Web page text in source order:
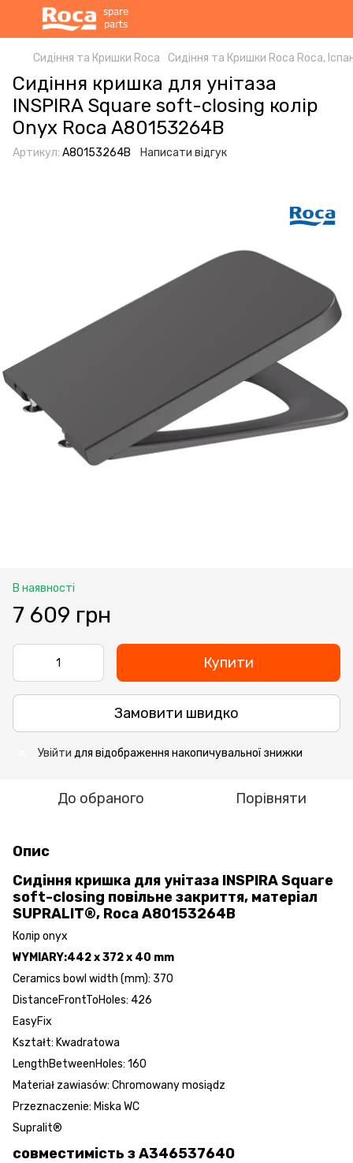
Сидіння та Кришки Roca Сидіння та Кришки Roca Roca,
Сидіння кришка для унітаза
INSPIRA Square soft-closing колір
Onyx Roca A80153264B
Артикул: A80153264B Написати відгук
В наявності
7 609 грн
Купити
Замовити швидко
Увійти для відображення накопичувальної знижки
До обраного Порівняти
Опис
Сидіння кришка для унітаза INSPIRA Square
soft-closing повільне закриття, матеріал
SUPRALIT®, RocaA80153264B
Колір onyx
WYMIARY:442 x 372 x 40 mm
Ceramics bowl width (mm): 370
DistanceFrontToHoles: 426
EasyFix
Kształt: Kwadratowa
LengthBetweenHoles: 160
Materiał zawiasów: Chromowany mosiądz
Przeznaczenie: Miska WC
Supralit®
совместимість з A346537640